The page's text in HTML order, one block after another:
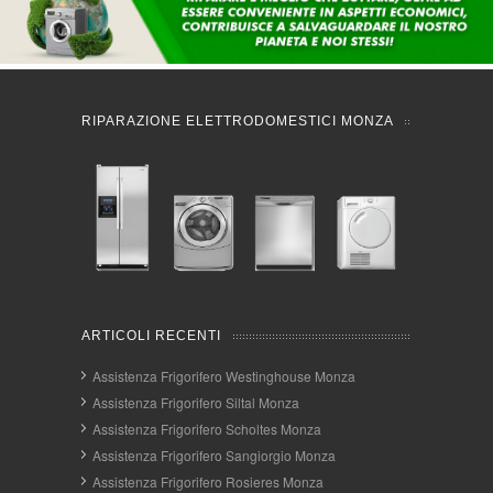
RIPARAZIONE ELETTRODOMESTICI MONZA
ARTICOLI RECENTI
Assistenza Frigorifero Westinghouse Monza
Assistenza Frigorifero Siltal Monza
Assistenza Frigorifero Scholtes Monza
Assistenza Frigorifero Sangiorgio Monza
Assistenza Frigorifero Rosieres Monza